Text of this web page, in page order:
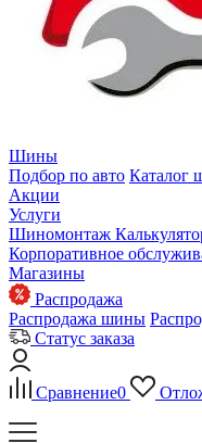
Шины
Подбор по авто Каталог
Акции
Услуги
Шиномонтаж
Корпоративное
Магазины
Распродажа
Распродажа шины
Статус заказа
Сравнение0